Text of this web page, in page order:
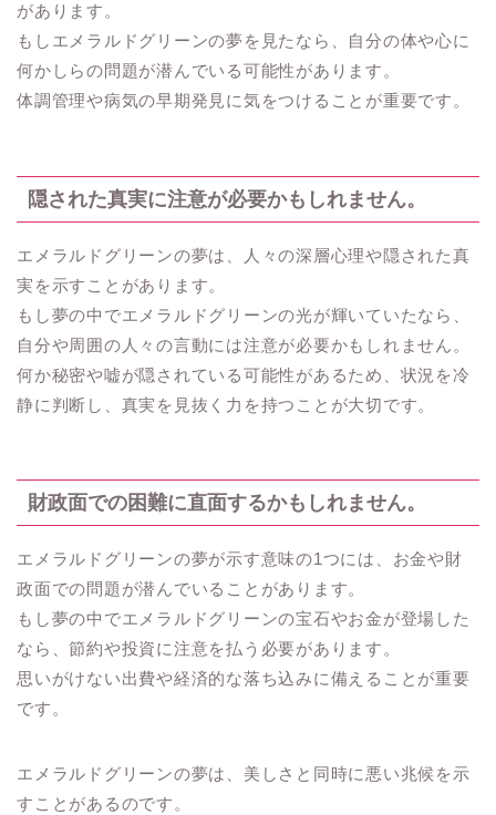
があります。
もしエメラルドグリーンの夢を見たなら、自分の体や心に
何かしらの問題が潜んでいる可能性があります。
体調管理や病気の早期発見に気をつけることが重要です。
隠された真実に注意が必要かもしれません。
エメラルドグリーンの夢は、人々の深層心理や隠された真
実を示すことがあります。
もし夢の中でエメラルドグリーンの光が輝いていたなら、
自分や周囲の人々の言動には注意が必要かもしれません。
何か秘密や嘘が隠されている可能性があるため、状況を冷
静に判断し、真実を見抜く力を持つことが大切です。
財政面での困難に直面するかもしれません。
エメラルドグリーンの夢が示す意味の1つには、お金や財
政面での問題が潜んでいることがあります。
もし夢の中でエメラルドグリーンの宝石やお金が登場した
なら、節約や投資に注意を払う必要があります。
思いがけない出費や経済的な落ち込みに備えることが重要
です。
エメラルドグリーンの夢は、美しさと同時に悪い兆候を示
すことがあるのです。